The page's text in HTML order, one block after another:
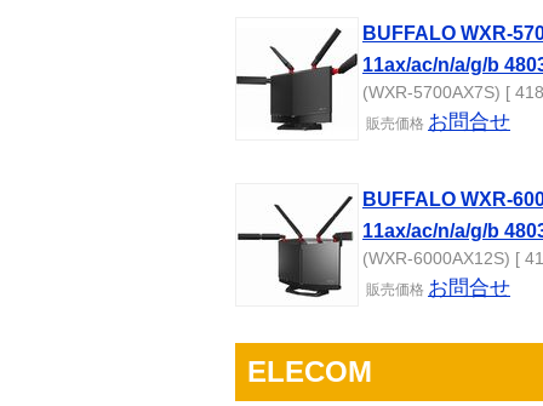
BUFFALO WXR-
11ax/ac/n/a/g/b
(WXR-5700AX7S) [
販売価格 お問合せ
BUFFALO WXR-
11ax/ac/n/a/g/b
(WXR-6000AX12S) [
販売価格 お問合せ
ELECOM